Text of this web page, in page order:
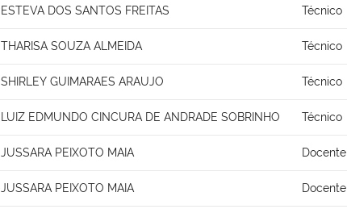
ESTEVA DOS SANTOS FREITAS Técnico
THARISA SOUZA ALMEIDA Técnico
SHIRLEY GUIMARAES ARAUJO Técnico
LUIZ EDMUNDO CINCURA DE ANDRADE SOBRINHO Técnico
JUSSARA PEIXOTO MAIA Docente
JUSSARA PEIXOTO MAIA Docente